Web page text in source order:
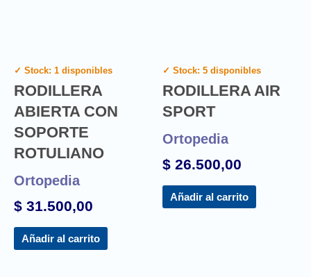
✓ Stock: 1 disponibles
RODILLERA
ABIERTA CON
SOPORTE
ROTULIANO
Ortopedia
$ 31.500,00
Añadir al carrito
✓ Stock: 5 disponibles
RODILLERA AIR
SPORT
Ortopedia
$ 26.500,00
Añadir al carrito